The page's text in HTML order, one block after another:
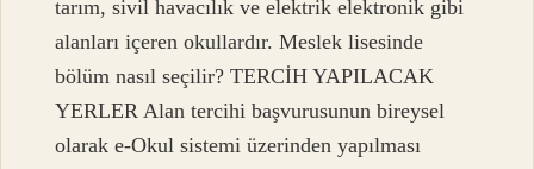
tarım, sivil havacılık ve elektrik elektronik gibi
alanları içeren okullardır. Meslek lisesinde
bölüm nasıl seçilir? TERCİH YAPILACAK
YERLER Alan tercihi başvurusunun bireysel
olarak e-Okul sistemi üzerinden yapılması